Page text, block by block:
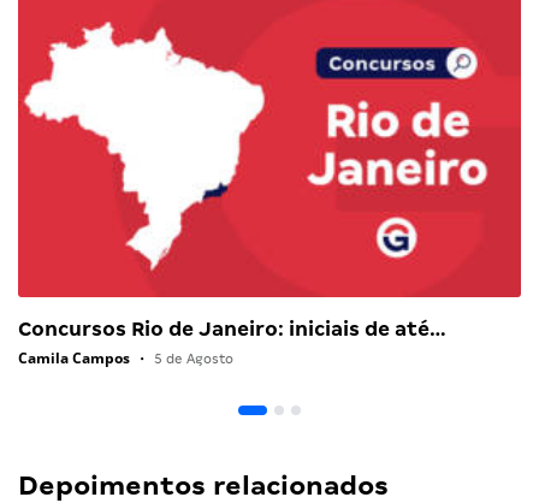
Concursos Rio de Janeiro: iniciais de até…
Camila Campos • 5 de Agosto
Depoimentos relacionados